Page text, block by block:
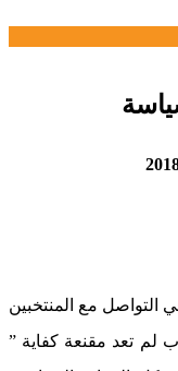
التواصل مع المنتخبين
لم تعد مقنعة كفاية ”